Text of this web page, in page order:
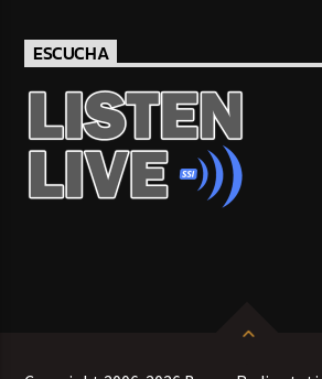
ESCUCHA